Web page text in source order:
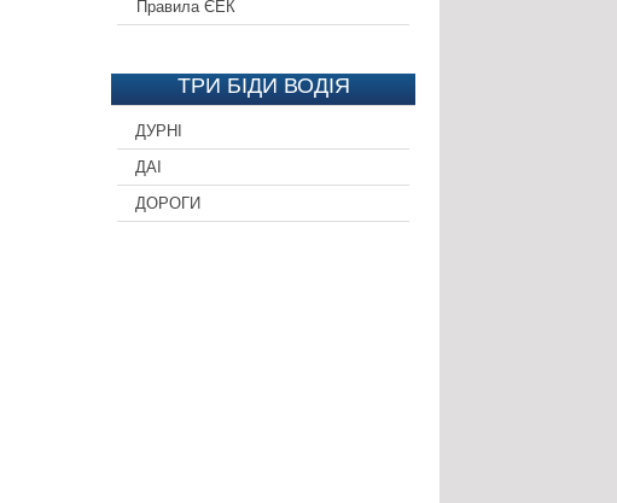
Правила ЄЕК
ТРИ БІДИ ВОДІЯ
ДУРНІ
ДАІ
ДОРОГИ